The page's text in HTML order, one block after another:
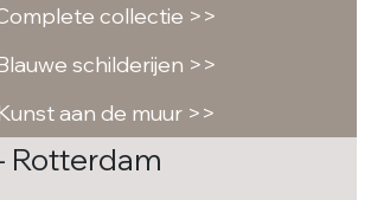
collectie >>
schilderijen >>
aan de muur >>
Rotterdam